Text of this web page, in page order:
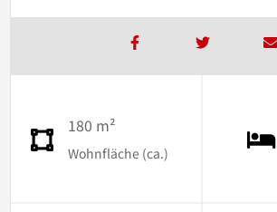
180 m²
Wohnfläche (ca.)